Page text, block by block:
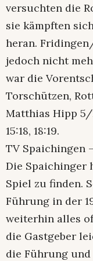
versuchten die
sie kämpften
heran.
jedoch nicht
war die
Torschützen,
Matthias Hipp 5/
15:18, 18:19.
TV Spaichingen
Die Spaichinger
Spiel zu finden.
Führung in der
weiterhin alles
die Gastgeber
die Führung und